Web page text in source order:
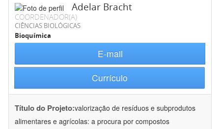
Adelar Bracht
COORDENADOR(A)
CIÊNCIAS BIOLÓGICAS
Bioquímica
E-mail
Currículo
Título do Projeto:valorização de resíduos e subprodutos
alimentares e agrícolas: a procura por compostos